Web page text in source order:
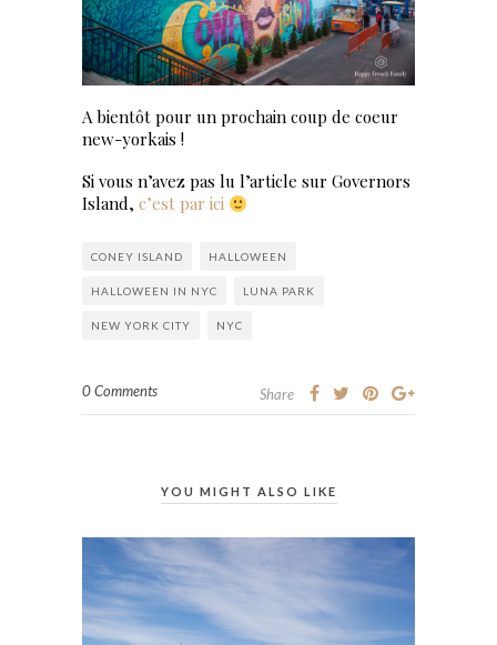
A bientôt pour un prochain coup de coeur
new-yorkais !
Si vous n’avez pas lu l’article sur Governors
Island, c’est par ici
CONEY ISLAND HALLOWEEN
HALLOWEEN IN NYC LUNA PARK
NEW YORK CITY NYC
0 Comments Share
YOU MIGHT ALSO LIKE